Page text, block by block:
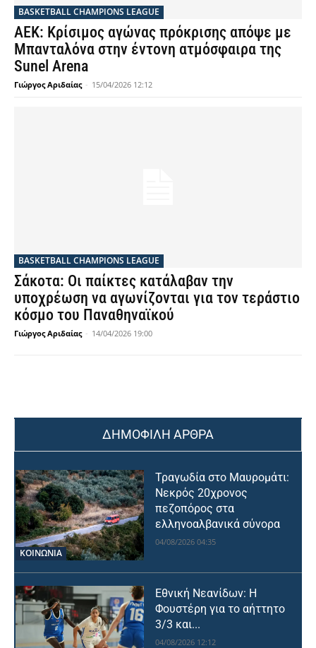
BASKETBALL CHAMPIONS LEAGUE
ΑΕΚ: Κρίσιμος αγώνας πρόκρισης απόψε με
Μπανταλόνα στην έντονη ατμόσφαιρα της
Sunel Arena
Γιώργος Αριδαίας - 15/04/2026 12:12
BASKETBALL CHAMPIONS LEAGUE
Σάκοτα: Οι παίκτες κατάλαβαν την
υποχρέωση να αγωνίζονται για τον τεράστιο
κόσμο του Παναθηναϊκού
Γιώργος Αριδαίας - 14/04/2026 19:00
ΔΗΜΟΦΙΛΗ ΑΡΘΡΑ
ΚΟΙΝΩΝΙΑ
Τραγωδία στο Μαυρομάτι:
Νεκρός 20χρονος
πεζοπόρος στα
ελληνοαλβανικά σύνορα
04/08/2026 04:35
Εθνική Νεανίδων: Η
Φουστέρη για το αήττητο
3/3 και...
04/08/2026 12:12